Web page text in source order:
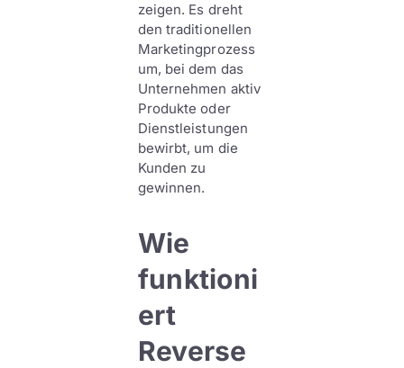
zeigen. Es dreht
den traditionellen
Marketingprozess
um, bei dem das
Unternehmen aktiv
Produkte oder
Dienstleistungen
bewirbt, um die
Kunden zu
gewinnen.
Wie
funktioni
ert
Reverse